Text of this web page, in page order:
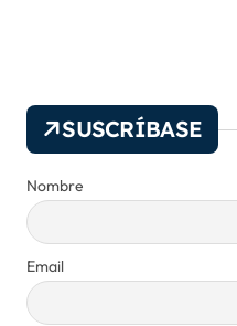
t
d
a
s
SUSCRÍBASE
Nombre
Email